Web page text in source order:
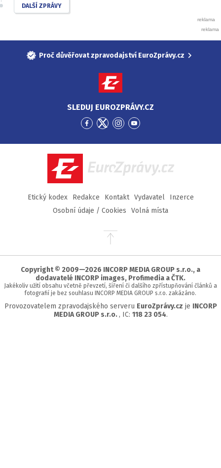
DALŠÍ ZPRÁVY
Proč důvěřovat zpravodajství EuroZprávy.cz
SLEDUJ EUROZPRÁVY.CZ
Přejít
Facebook
Přejít
Twitter
Přejít
Instagram
Přejít
YouTube
EuroZprávy.cz
Etický kodex Redakce Kontakt Vydavatel
Inzerce
Osobní údaje / Cookies
Volná místa
Přejít
stránky
Copyright © 2009—2026 INCORP MEDIA GROUP s.r.o., a
dodavatelé INCORP images, Profimedia a ČTK.
Jakékoliv užití obsahu včetně převzetí, šíření či dalšího zpřístupňování článků a
fotografií je bez souhlasu INCORP MEDIA GROUP s.r.o. zakázáno.
Provozovatelem zpravodajského serveru EuroZprávy.cz je INCORP
MEDIA GROUP s.r.o. , IC: 118 23 054.